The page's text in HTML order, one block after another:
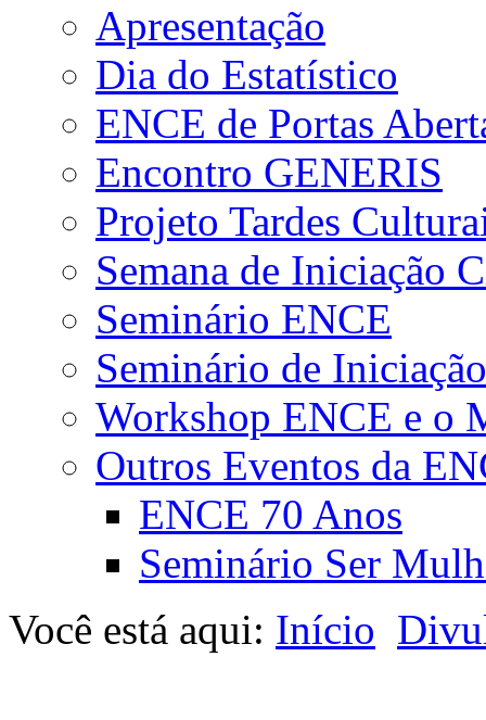
Apresentação
Dia do Estatístico
ENCE de Portas
Encontro GENERIS
Projeto Tardes
Semana de Iniciação
Seminário ENCE
Seminário de
Workshop ENCE e o
Outros Eventos da
ENCE 70 Anos
Seminário Ser
Você está aqui: Início